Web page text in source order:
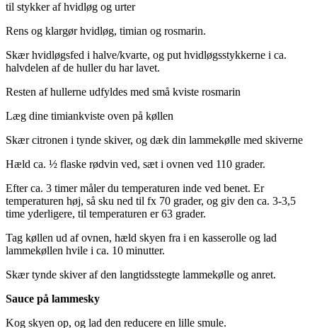
til stykker af hvidløg og urter
Rens og klargør hvidløg, timian og rosmarin.
Skær hvidløgsfed i halve/kvarte, og put hvidløgsstykkerne i ca.
halvdelen af de huller du har lavet.
Resten af hullerne udfyldes med små kviste rosmarin
Læg dine timiankviste oven på køllen
Skær citronen i tynde skiver, og dæk din lammekølle med skiverne
Hæld ca. ½ flaske rødvin ved, sæt i ovnen ved 110 grader.
Efter ca. 3 timer måler du temperaturen inde ved benet. Er
temperaturen høj, så sku ned til fx 70 grader, og giv den ca. 3-3,5
time yderligere, til temperaturen er 63 grader.
Tag køllen ud af ovnen, hæld skyen fra i en kasserolle og lad
lammekøllen hvile i ca. 10 minutter.
Skær tynde skiver af den langtidsstegte lammekølle og anret.
Sauce på lammesky
Kog skyen op, og lad den reducere en lille smule.